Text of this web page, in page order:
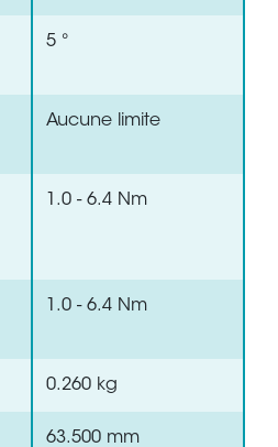
5 °
Aucune limite
1.0 - 6.4 Nm
1.0 - 6.4 Nm
0.260 kg
63.500 mm